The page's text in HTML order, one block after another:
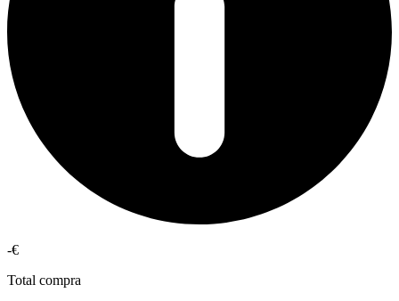
-€
Total compra